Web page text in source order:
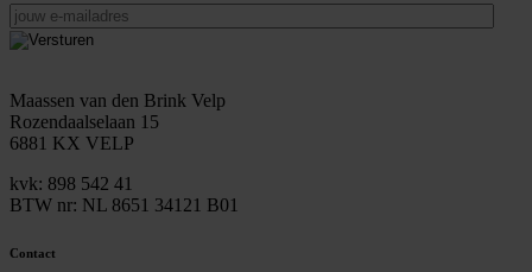
jouw
e-
mailadres
Maassen van den Brink Velp
Rozendaalselaan 15
6881 KX VELP
kvk: 898 542 41
BTW nr: NL 8651 34121 B01
Contact